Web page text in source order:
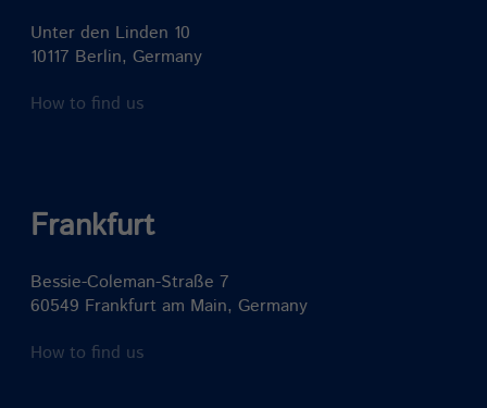
Unter den Linden 10
10117 Berlin, Germany
How to find us
Frankfurt
Bessie-Coleman-Straße 7
60549 Frankfurt am Main, Germany
How to find us